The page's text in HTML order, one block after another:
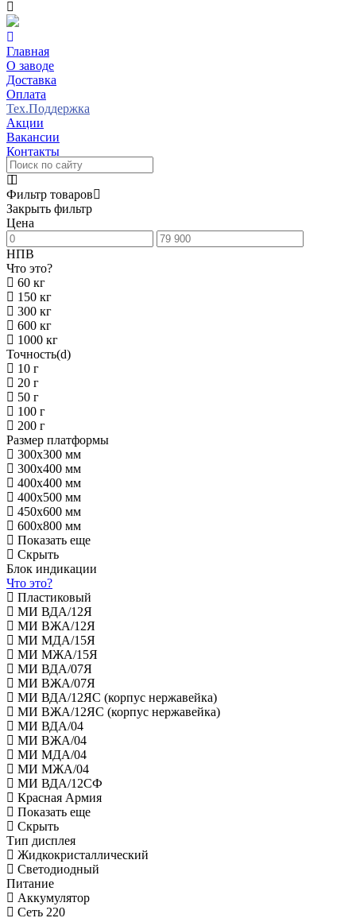
Главная
О заводе
Доставка
Оплата
Тех.Поддержка
Акции
Вакансии
Контакты
Фильтр товаров
Закрыть фильтр
Цена
НПВ
Что это?
60 кг
150 кг
300 кг
600 кг
1000 кг
Точность(d)
10 г
20 г
50 г
100 г
200 г
Размер платформы
300х300 мм
300х400 мм
400х400 мм
400х500 мм
450х600 мм
600х800 мм
Показать еще
Скрыть
Блок индикации
Что это?
Пластиковый
МИ ВДА/12Я
МИ ВЖА/12Я
МИ МДА/15Я
МИ МЖА/15Я
МИ ВДА/07Я
МИ ВЖА/07Я
МИ ВДА/12ЯС (корпус нержавейка)
МИ ВЖА/12ЯС (корпус нержавейка)
МИ ВДА/04
МИ ВЖА/04
МИ МДА/04
МИ МЖА/04
МИ ВДА/12СФ
Красная Армия
Показать еще
Скрыть
Тип дисплея
Жидкокристаллический
Светодиодный
Питание
Аккумулятор
Сеть 220